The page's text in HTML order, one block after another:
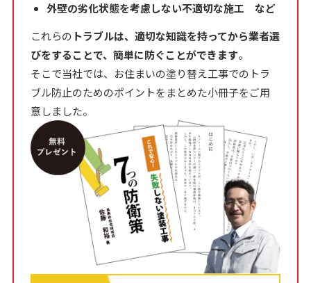
外壁の劣化状態を考慮しない不適切な施工 など
これらの トラブルは、適切な知識を持ってから業者選
びをすることで、簡単に防ぐことができます。
そこで当社では、お住まいの塗り替え工事でのトラ
ブル防止のためのポイントをまとめた小冊子をご用
意しました。